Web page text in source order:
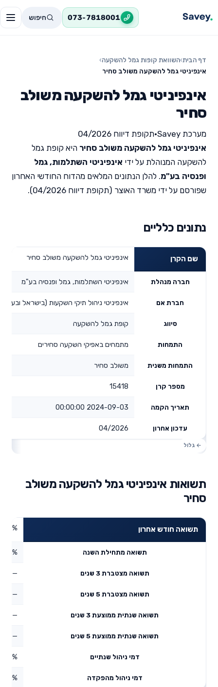
073-7818001 חיפוש
דף הבית›השוואת קופות גמל להשקעה›
אינפיניטי גמל להשקעה משולב סחיר
אינפיניטי גמל להשקעה משולב
סחיר
מערכת Savey •תקופת דיווח 04/2026
אינפיניטי גמל להשקעה משולב סחיר היא קופת גמל
להשקעה המנוהלת על ידי אינפיניטי השתלמות, גמל
ופנסיה בע"מ. להלן הנתונים המלאים מהדוח החודשי האחרון
שפורסם על ידי משרד האוצר (תקופת דיווח 04/2026).
נתונים כלליים
שם הקרן אינפיניטי גמל להשקעה משולב סחיר
חברה מנהלת אינפיניטי השתלמות, גמל ופנסיה בע"מ
חברת אם אינפיניטי ניהול תיקי השקעות (בישראל
סיווג קופת גמל להשקעה
התמחות מתמחים באפיקי השקעה סחירים
התמחות משנית משולב סחיר
מספר קרן 15418
תאריך הקמה 2024-09-03 00:00:00
עדכון אחרון 04/2026
תשואות אינפיניטי גמל להשקעה משולב
סחיר
תשואה חודש אחרון
תשואה מתחילת השנה
תשואה מצטברת 3 שנים —
תשואה מצטברת 5 שנים —
תשואה שנתית ממוצעת 3 שנים —
תשואה שנתית ממוצעת 5 שנים —
דמי ניהול שנתיים
דמי ניהול מהפקדה 0%